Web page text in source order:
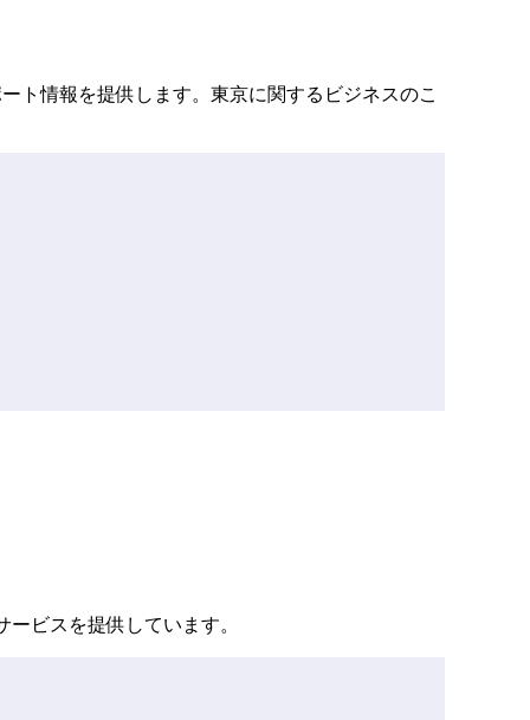
ト情報を提供します。東京に関するビジネスのこ
ビスを提供しています。